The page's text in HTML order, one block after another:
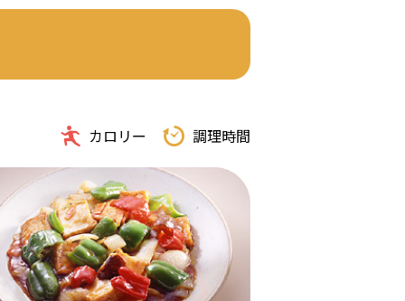
カロリー 調理時間